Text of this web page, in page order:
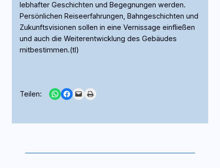
lebhafter Geschichten und Begegnungen werden.
Persönlichen Reiseerfahrungen, Bahngeschichten und
Zukunftsvisionen sollen in eine Vernissage einfließen
und auch die Weiterentwicklung des Gebäudes
mitbestimmen.(tl)
Teilen: Share on WhatsApp
Share on Facebook
Email this PagePrint this Page